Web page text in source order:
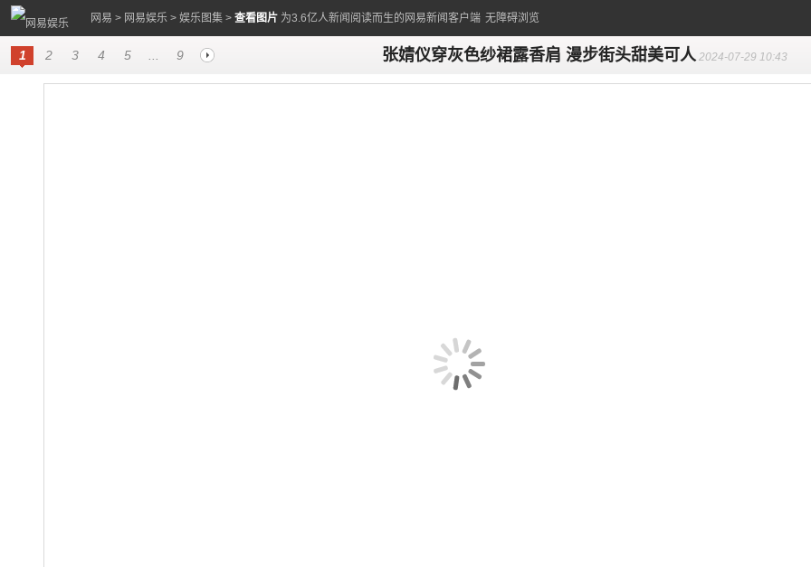
网易 > 网易娱乐 > 娱乐图集 > 查看图片 为3.6亿人新闻阅读而生的网易新闻客户端 无障碍浏览
1 2 3 4 5 9 张婧仪穿灰色纱裙露香肩 漫步街头甜美可人 2024-07-29 10:43